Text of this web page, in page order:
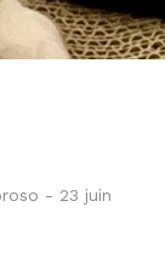
- 23 juin